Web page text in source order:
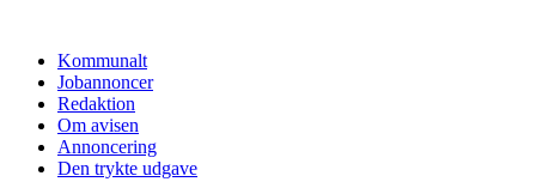
indholdKommunalt
Jobannoncer
Redaktion
Om avisen
Annoncering
Den trykte udgave